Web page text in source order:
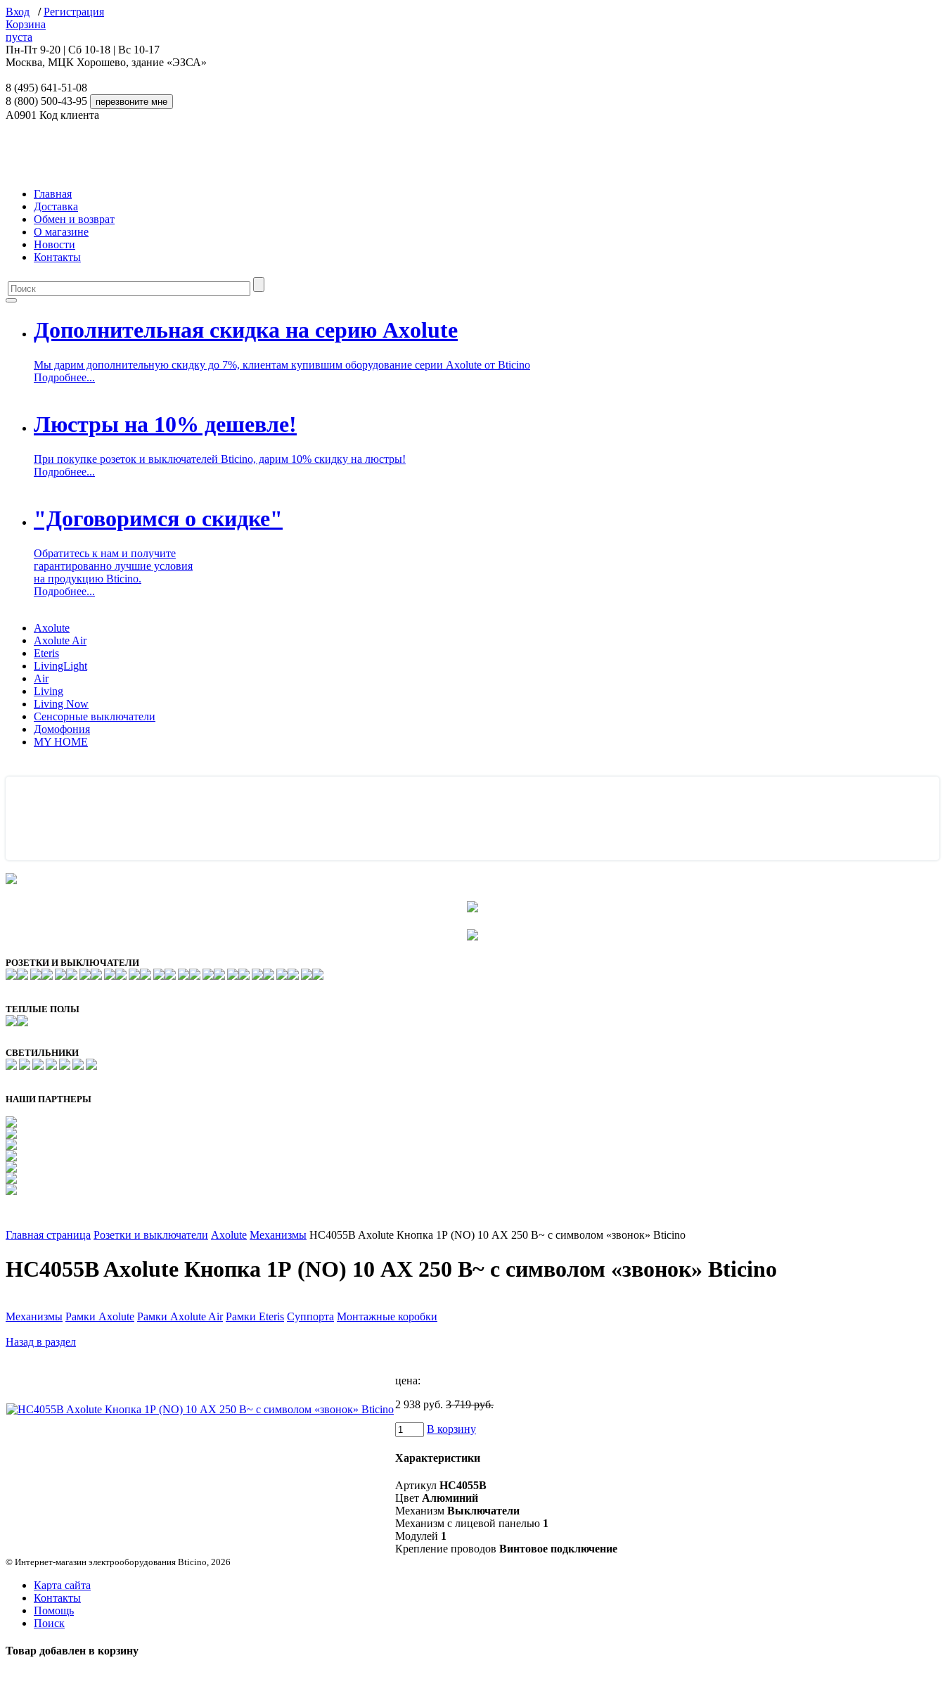
Вход / Регистрация
Корзина
пуста
Пн-Пт 9-20 | Сб 10-18 | Вс 10-17
Москва, МЦК Хорошево, здание «ЭЗСА»
8 (495) 641-51-08
8 (800) 500-43-95
A0901 Код клиента
Главная
Доставка
Обмен и возврат
О магазине
Новости
Контакты
Дополнительная скидка на серию Axolute
Мы дарим дополнительную скидку до 7%, клиентам купившим оборудование серии Axolute от Bticino
Подробнее...
Люстры на 10% дешевле!
При покупке розеток и выключателей Bticino, дарим 10% скидку на люстры!
Подробнее...
"Договоримся о скидке"
Обратитесь к нам и получите
гарантированно лучшие условия
на продукцию Bticino.
Подробнее...
Axolute
Axolute Air
Eteris
LivingLight
Air
Living
Living Now
Сенсорные выключатели
Домофония
MY HOME
РОЗЕТКИ И ВЫКЛЮЧАТЕЛИ
ТЕПЛЫЕ ПОЛЫ
СВЕТИЛЬНИКИ
НАШИ ПАРТНЕРЫ
Главная страница Розетки и выключатели Axolute Механизмы HC4055B Axolute Кнопка 1Р (NO) 10 АX 250 В~ с символом «звонок» Bticino
HC4055B Axolute Кнопка 1Р (NO) 10 АX 250 В~ с символом «звонок» Bticino
Механизмы Рамки Axolute Рамки Axolute Air Рамки Eteris Суппорта Монтажные коробки
Назад в раздел
цена:
2 938 руб. 3 719 руб.
В корзину
Характеристики
Артикул HC4055B
Цвет Алюминий
Механизм Выключатели
Механизм с лицевой панелью 1
Модулей 1
Крепление проводов Винтовое подключение
© Интернет-магазин электрооборудования Bticino, 2026
Карта сайта
Контакты
Помощь
Поиск
Товар добавлен в корзину